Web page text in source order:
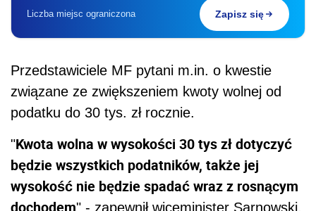
Liczba miejsc ograniczona Zapisz się
Przedstawiciele MF pytani m.in. o kwestie
związane ze zwiększeniem kwoty wolnej od
podatku do 30 tys. zł rocznie.
"Kwota wolna w wysokości 30 tys zł dotyczyć
będzie wszystkich podatników, także jej
wysokość nie będzie spadać wraz z rosnącym
dochodem" - zapewnił wiceminister Sarnowski.